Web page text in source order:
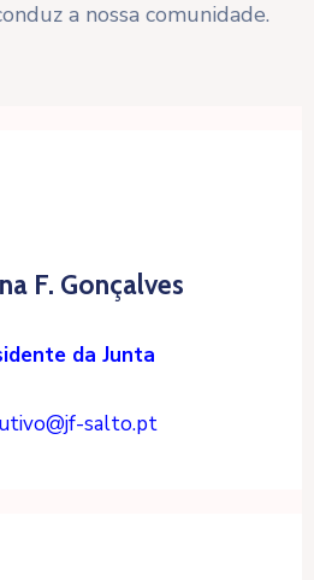
a nossa comunidade.
F. Gonçalves
da Junta
salto.pt